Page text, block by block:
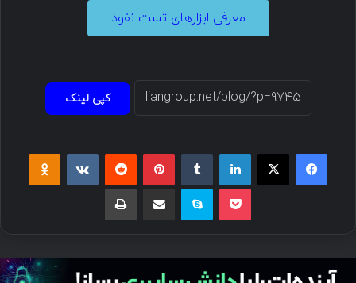
معرفی ابزارهای تست نفوذ
کپی لینک